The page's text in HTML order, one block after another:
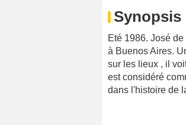
Synopsis
Eté 1986. José
à Buenos Aires.
sur les lieux , il
est considéré
dans l'histoire de